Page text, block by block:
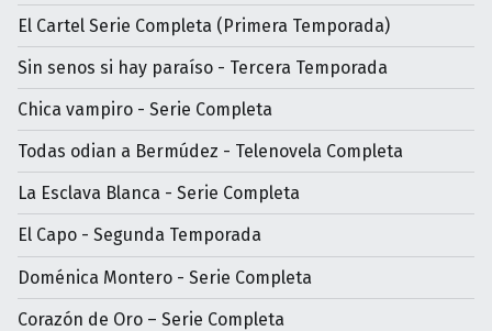
El Cartel Serie Completa (Primera Temporada)
Sin senos si hay paraíso - Tercera Temporada
Chica vampiro - Serie Completa
Todas odian a Bermúdez - Telenovela Completa
La Esclava Blanca - Serie Completa
El Capo - Segunda Temporada
Doménica Montero - Serie Completa
Corazón de Oro – Serie Completa